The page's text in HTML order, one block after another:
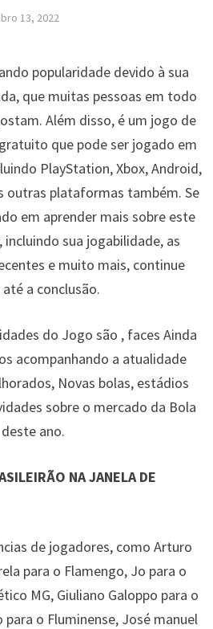
13, 2022
popularidade devido à sua
que muitas pessoas em todo
Além disso, é um jogo de
que pode ser jogado em
PlayStation, Xbox, Android,
outras plataformas também. Se
em aprender mais sobre este
incluindo sua jogabilidade, as
e muito mais, continue
a conclusão.
do Jogo são , faces Ainda
acompanhando a atualidade
Novas bolas, estádios
sobre o mercado da Bola
deste ano.
NA JANELA DE
de jogadores, como Arturo
para o Flamengo, Jo para o
MG, Giuliano Galoppo para o
para o Fluminense, José manuel